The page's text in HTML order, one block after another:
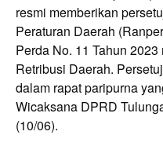
resmi memberikan
Peraturan Daerah
Perda No. 11 Tahun
Retribusi Daerah.
dalam rapat paripurna
Wicaksana DPRD
(10/06).